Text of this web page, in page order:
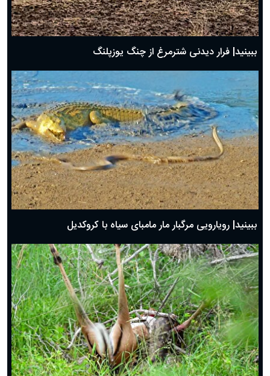
ببینید| فرار دیدنی شترمرغ از چنگ یوزپلنگ
ببینید| رویارویی مرگبار مار مامبای سیاه با کروکدیل